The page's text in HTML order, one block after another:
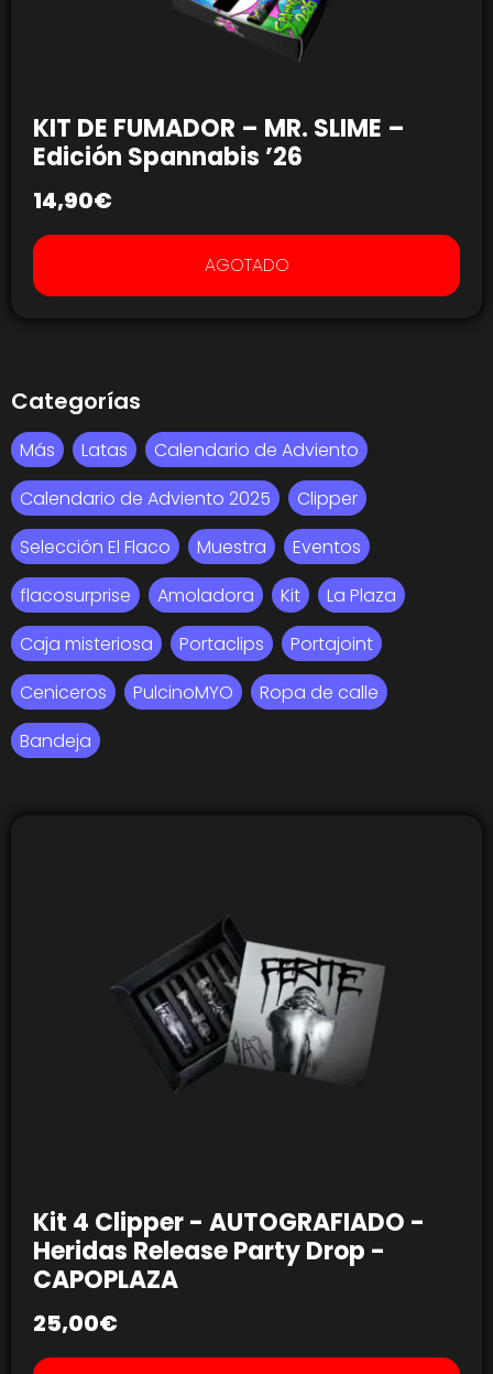
KIT DE FUMADOR – MR. SLIME –
Edición Spannabis ’26
14,90€
AGOTADO
Categorías
Más Latas
Calendario de Adviento
Calendario de Adviento 2025
Clipper
Selección El Flaco
Muestra
Eventos
flacosurprise
Amoladora Kit
La Plaza
Caja misteriosa
Portaclips
Portajoint
Ceniceros
PulcinoMYO
Ropa de calle
Bandeja
Kit 4 Clipper - AUTOGRAFIADO -
Heridas Release Party Drop -
CAPOPLAZA
25,00€